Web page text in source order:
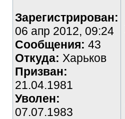
Зарегистрирован:
06 апр 2012, 09:24
Сообщения: 43
Откуда: Харьков
Призван:
21.04.1981
Уволен:
07.07.1983